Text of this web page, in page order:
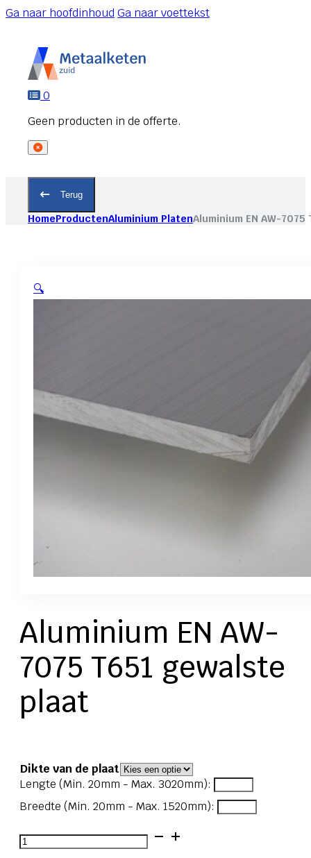
Ga naar hoofdinhoudGa naar voettekst
0
Terug
HomeProductenAluminium PlatenAluminium EN AW-
🔍
Aluminium EN AW-
7075 T651 gewalste
plaat
Dikte van de plaat
Lengte (Min. 20mm - Max. 3020mm):
Breedte (Min. 20mm - Max. 1520mm):
Aluminium
EN